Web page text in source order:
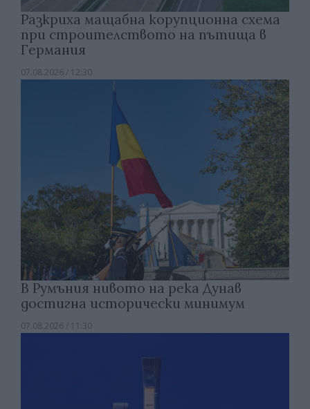
Разкриха мащабна корупционна схема
при строителството на пътища в
Германия
07.08.2026 / 12:30
В Румъния нивото на река Дунав
достигна исторически минимум
07.08.2026 / 11:30